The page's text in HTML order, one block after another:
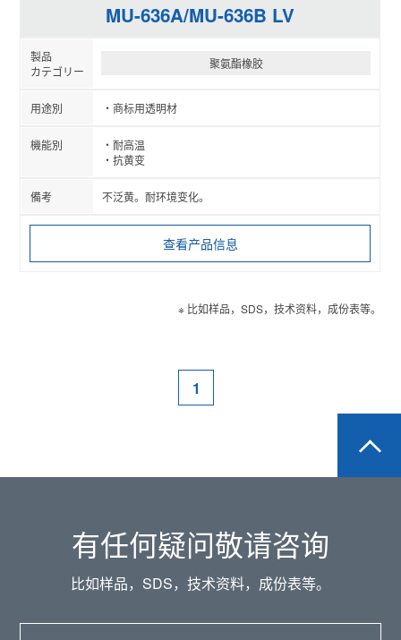
MU-636A/MU-636B LV
聚氨酯橡胶
商标用透明材
耐高温
抗黄变
不泛黄。耐环境变化。
查看产品信息
※ 比如样品，SDS，技术资料，成份表等。
1
有任何疑问敬请咨询
比如样品，SDS，技术资料，成份表等。